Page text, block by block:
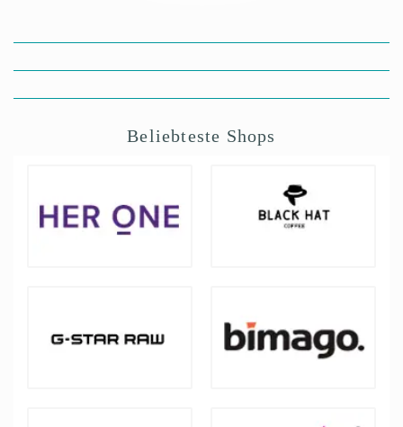
Beliebteste Shops